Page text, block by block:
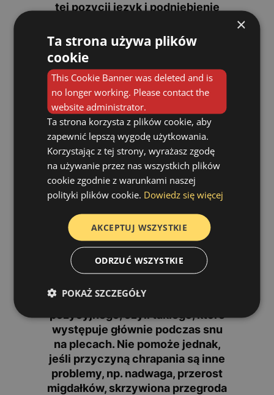
tej pozycji język i podniebienie
drogi oddechowe i powodując
wibracje – czyli
charakterystyczny dźwięk
chrapania. Wszycie piłki tenisowej
z tyłu piżamy ma prosty cel:
uniemożliwićspanie na plecach
Gdy osoba chrapiąca próbuje się
obrócić na plecy, piłka
przeszkadza i zmusza do powrotu
na bok – pozycji, w której drogi
oddechowe są zwykle bardziej
drożne.
Czy to naprawdę działa?
Badania i doświadczenia
pacjentów pokazują, że ta metoda
może być skuteczna w
przypadkach tzw. chrapania
pozycyjnego, czyli takiego, które
występuje głównie podczas snu
na plecach. Nie pomoże jednak,
jeśli przyczyną chrapania są inne
problemy, np. nadwaga, przerost
migdałków, skrzywiona przegroda
×
Ta strona używa plików
cookie
This Cookie Banner was deleted and is
no longer working. Please contact the
website administrator.
Ta strona korzysta z plików cookie, aby
zapewnić lepszą wygodę użytkowania.
Korzystając z tej strony, wyrażasz zgodę
na używanie przez nas wszystkich plików
cookie zgodnie z warunkami naszej
polityki plików cookie. Dowiedz się więcej
AKCEPTUJ WSZYSTKIE
ODRZUĆ WSZYSTKIE
POKAŻ SZCZEGÓŁY